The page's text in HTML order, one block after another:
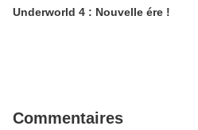
Underworld 4 : Nouvelle ére !
Commentaires